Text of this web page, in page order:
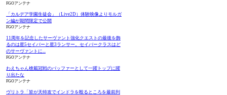
FGOアンテナ
「カルデア学園生徒会」（Live2D）体験映像よりモルガ
ン編が期間限定で公開
FGOアンテナ
11周年を記念したサーヴァント強化クエストの最後を飾
るのは星5セイバーと星3ランサー。セイバークラスはど
のサーヴァントに...
FGOアンテナ
わえちゃん槍戴冠戦のバッファーとして一躍トップに躍
り出たな
FGOアンテナ
ヴリトラ「皆が天特攻でインドラを殴るところを最前列